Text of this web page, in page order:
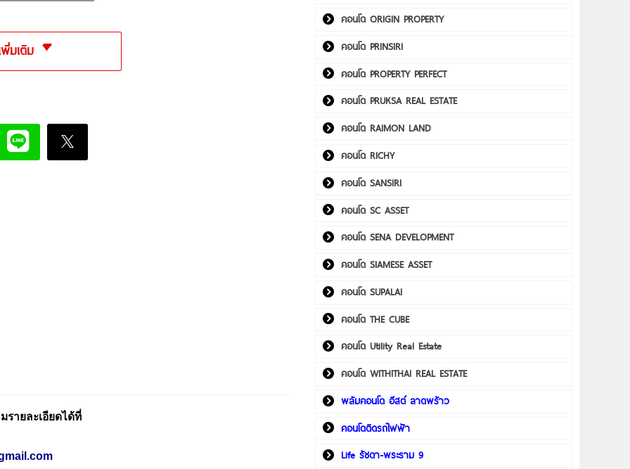
มเติม
ายละเอียดได้ที่
คอนโด ORIGIN PROPERTY
คอนโด PRINSIRI
คอนโด PROPERTY PERFECT
คอนโด PRUKSA REAL ESTATE
คอนโด RAIMON LAND
คอนโด RICHY
คอนโด SANSIRI
คอนโด SC ASSET
คอนโด SENA DEVELOPMENT
คอนโด SIAMESE ASSET
คอนโด SUPALAI
คอนโด THE CUBE
คอนโด Utility Real Estate
คอนโด WITHITHAI REAL ESTATE
พลัมคอนโด อีสต์ ลาดพร้าว
คอนโดติดรถไฟฟ้า
Life รัชดา-พระราม 9